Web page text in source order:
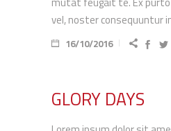
vel, noster consequuntur
16/10/2016
GLORY DAYS